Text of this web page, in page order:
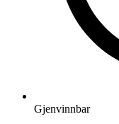
Gjenvinnbar